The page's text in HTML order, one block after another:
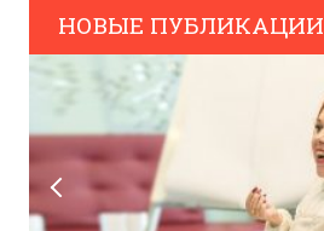
НОВЫЕ ПУБЛИКАЦИИ